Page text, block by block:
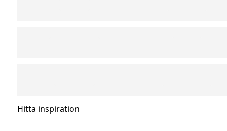
Hitta inspiration